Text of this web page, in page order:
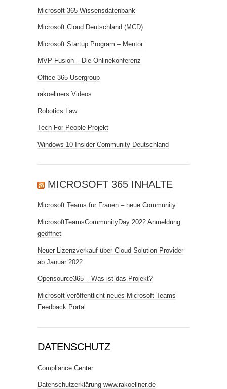
Microsoft 365 Wissensdatenbank
Microsoft Cloud Deutschland (MCD)
Microsoft Startup Program – Mentor
MVP Fusion – Die Onlinekonferenz
Office 365 Usergroup
rakoellners Videos
Robotics Law
Tech-For-People Projekt
Windows 10 Insider Community Deutschland
MICROSOFT 365 INHALTE
Microsoft Teams für Frauen – neue Community
MicrosoftTeamsCommunityDay 2022 Anmeldung
geöffnet
Neuer Lizenzverkauf über Cloud Solution Provider
ab Januar 2022
Opensource365 – Was ist das Projekt?
Microsoft veröffentlicht neues Microsoft Teams
Feedback Portal
DATENSCHUTZ
Compliance Center
Datenschutzerklärung www.rakoellner.de